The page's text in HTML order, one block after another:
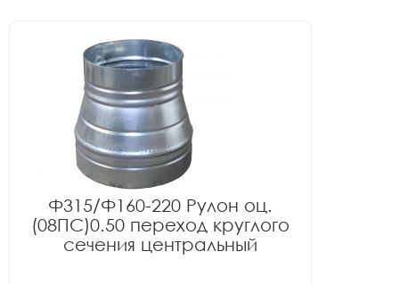
Ф315/Ф160-220 Рулон оц.
(08ПС)0.50 переход круглого
сечения центральный